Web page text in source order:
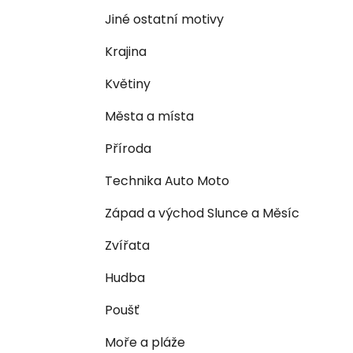
Jiné ostatní motivy
Krajina
Květiny
Města a místa
Příroda
Technika Auto Moto
Západ a východ Slunce a Měsíc
Zvířata
Hudba
Poušť
Moře a pláže